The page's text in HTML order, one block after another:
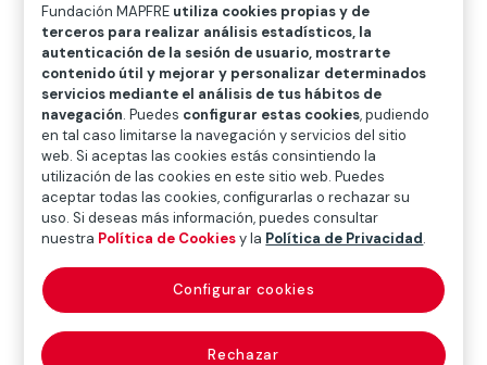
presentamos una explicación del significado de los
principales términos que tienen que ver con la
seguridad vial, en particular, la infantil y la mujer
embarazada, comunes en nuestros post mensuales.
BUSCAR
Fundación MAPFRE utiliza cookies propias y de
terceros para realizar análisis estadísticos, la
autenticación de la sesión de usuario, mostrarte
contenido útil y mejorar y personalizar determinados
servicios mediante el análisis de tus hábitos de
navegación. Puedes configurar estas cookies, pudiendo
en tal caso limitarse la navegación y servicios del sitio
web. Si aceptas las cookies estás consintiendo la
utilización de las cookies en este sitio web. Puedes
aceptar todas las cookies, configurarlas o rechazar su
uso. Si deseas más información, puedes consultar
nuestra Política de Cookiesy la Política de Privacidad.
Rechazar
Configurar cookies